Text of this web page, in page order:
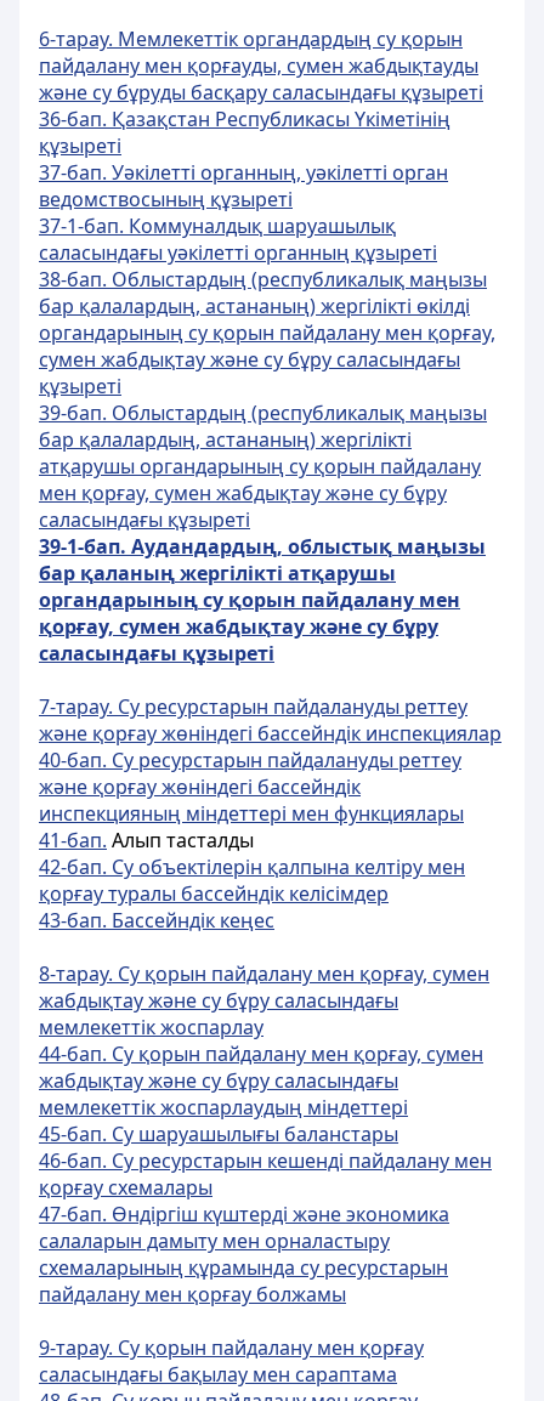
6-тарау. Мемлекеттік органдардың су қорын
пайдалану мен қорғауды, сумен жабдықтауды
және су бұруды басқару саласындағы құзыреті
36-бап. Қазақстан Республикасы Үкiметiнiң
құзыретi
37-бап. Уәкілетті органның, уәкілетті орган
ведомствосының құзыреті
37-1-бап. Коммуналдық шаруашылық
саласындағы уәкілетті органның құзыреті
38-бап. Облыстардың (республикалық маңызы
бар қалалардың, астананың) жергiлiктi өкiлдi
органдарының су қорын пайдалану мен қорғау,
сумен жабдықтау және су бұру саласындағы
құзыретi
39-бап. Облыстардың (республикалық маңызы
бар қалалардың, астананың) жергiлiктi
атқарушы органдарының су қорын пайдалану
мен қорғау, сумен жабдықтау және су бұру
саласындағы құзыретi
39-1-бап. Аудандардың, облыстық маңызы
бар қаланыңжергілікті атқарушы
органдарыныңсу қорын пайдалану мен
қорғау, сумен жабдықтау және су бұру
саласындағы құзыреті
7-тарау. Су ресурстарын пайдалануды реттеу
және қорғау жөніндегі бассейндік инспекциялар
40-бап. Су ресурстарын пайдалануды реттеу
және қорғау жөніндегі бассейндік
инспекцияның міндеттері мен функциялары
41-бап. Алып тасталды
42-бап. Су объектiлерiн қалпына келтiру мен
қорғау туралы бассейндiк келісімдер
43-бап. Бассейндiк кеңес
8-тарау. Су қорын пайдалану мен қорғау, сумен
жабдықтау және су бұру саласындағы
мемлекеттік жоспарлау
44-бап. Су қорын пайдалану мен қорғау, сумен
жабдықтау және су бұру саласындағы
мемлекеттік жоспарлаудың мiндеттерi
45-бап. Су шаруашылығы баланстары
46-бап. Су ресурстарын кешендi пайдалану мен
қорғау схемалары
47-бап. Өндiргiш күштердi және экономика
салаларын дамыту мен орналастыру
схемаларының құрамында су ресурстарын
пайдалану мен қорғау болжамы
9-тарау. Су қорын пайдалану мен қорғау
саласындағы бақылау мен сараптама